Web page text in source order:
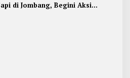
di Jombang, Begini Aksi